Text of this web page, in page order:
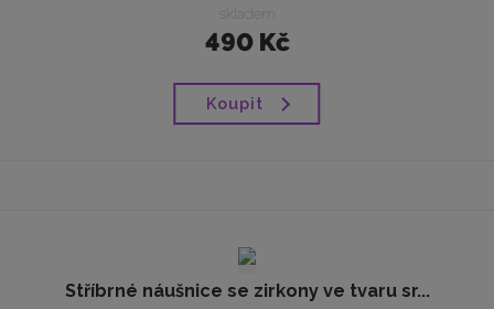
skladem
490 Kč
Koupit
Stříbrné náušnice se zirkony ve tvaru sr...